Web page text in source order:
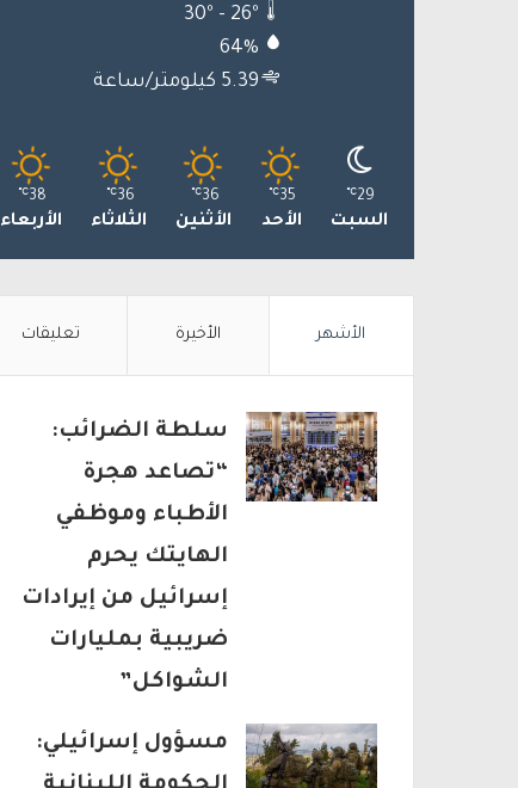
64%
5.39 كيلومتر/ساعة
29
℃
السبت
35
℃
الأحد
36
℃
الأثنين
36
℃
الثلاثاء
38
℃
الأربعاء
الأشهر الأخيرة تعليقات
سلطة الضرائب:
“تصاعد هجرة
الأطباء وموظفي
الهايتك يحرم
إسرائيل من إيرادات
ضريبية بمليارات
الشواكل”
مسؤول إسرائيلي: